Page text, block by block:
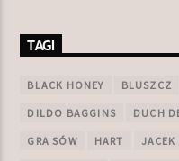
TAGI
BLACK HONEY BLUSZCZ
DILDO BAGGINS DUCH
GRA SÓW HART JACEK